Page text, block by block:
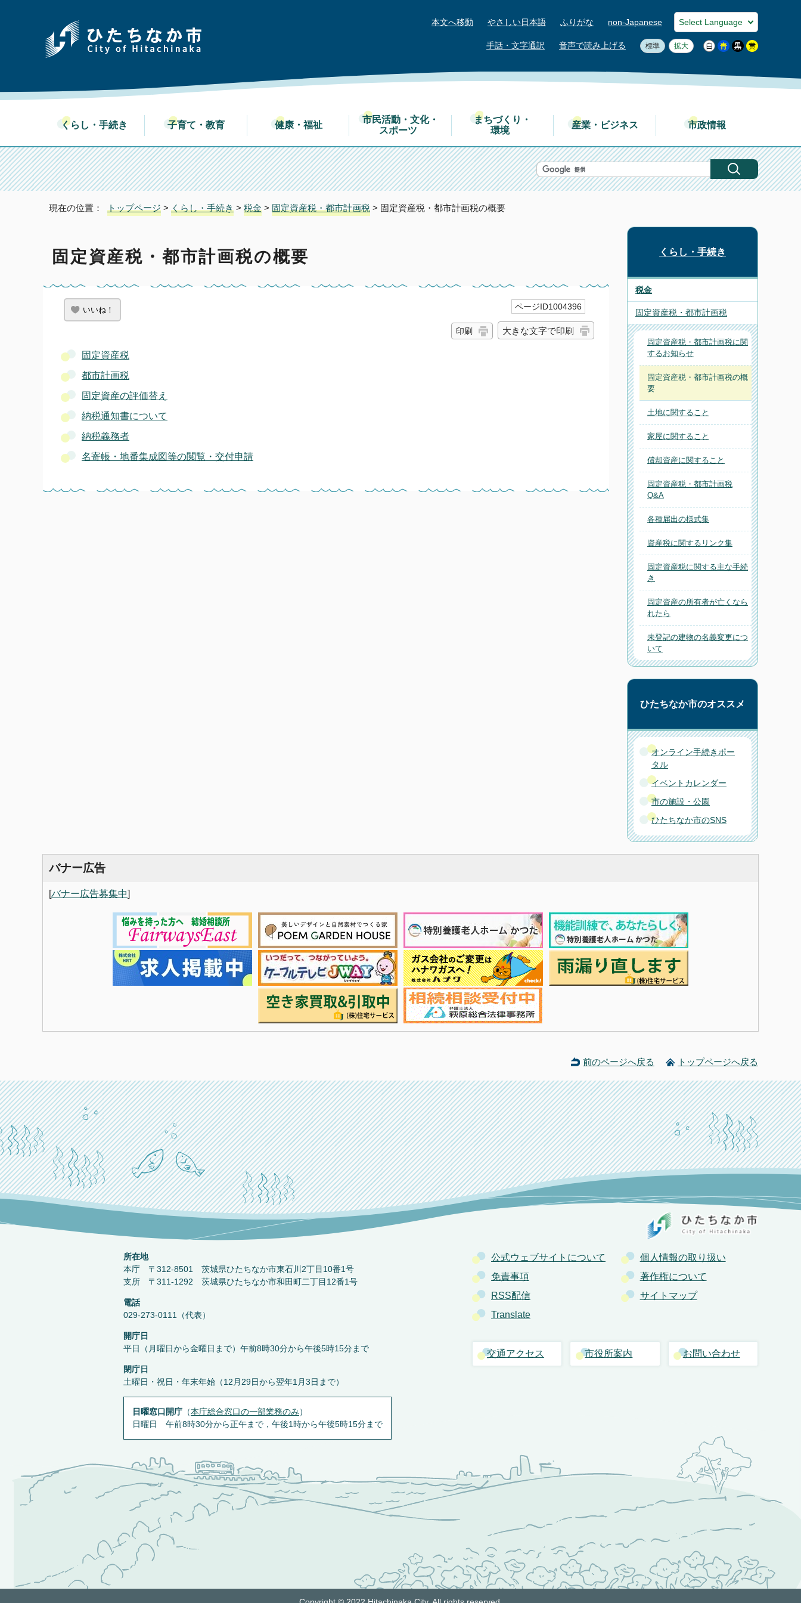
本文へ移動 やさしい日本語 ふりがな non-Japanese
手話・文字通訳 音声で読み上げる 標準 拡大
くらし・手続き 子育て・教育 健康・福祉
市民活動・文化・
スポーツ
まちづくり・
環境
産業・ビジネス 市政情報
現在の位置： トップページ > くらし・手続き > 税金 > 固定資産税・都市計画税 > 固定資産税・都市計画税の概要
固定資産税・都市計画税の概要
いいね！ ページID1004396
印刷 大きな文字で印刷
固定資産税
都市計画税
固定資産の評価替え
納税通知書について
納税義務者
名寄帳・地番集成図等の閲覧・交付申請
くらし・手続き
税金
固定資産税・都市計画税
固定資産税・都市計画税に関
するお知らせ
固定資産税・都市計画税の概
要
土地に関すること
家屋に関すること
償却資産に関すること
固定資産税・都市計画税
Q&A
各種届出の様式集
資産税に関するリンク集
固定資産税に関する主な手続
き
固定資産の所有者が亡くなら
れたら
未登記の建物の名義変更につ
いて
ひたちなか市のオススメ
オンライン手続きポー
タル
イベントカレンダー
市の施設・公園
ひたちなか市のSNS
バナー広告
[バナー広告募集中]
前のページへ戻る トップページへ戻る
公式ウェブサイトについて
個人情報の取り扱い
免責事項
著作権について
RSS配信
サイトマップ
Translate
交通アクセス 市役所案内 お問い合わせ
所在地
本庁 〒312-8501 茨城県ひたちなか市東石川2丁目10番1号
支所 〒311-1292 茨城県ひたちなか市和田町二丁目12番1号
電話
029-273-0111（代表）
開庁日
平日（月曜日から金曜日まで）午前8時30分から午後5時15分まで
閉庁日
土曜日・祝日・年末年始（12月29日から翌年1月3日まで）
日曜窓口開庁 （本庁総合窓口の一部業務のみ）
日曜日 午前8時30分から正午まで，午後1時から午後5時15分まで